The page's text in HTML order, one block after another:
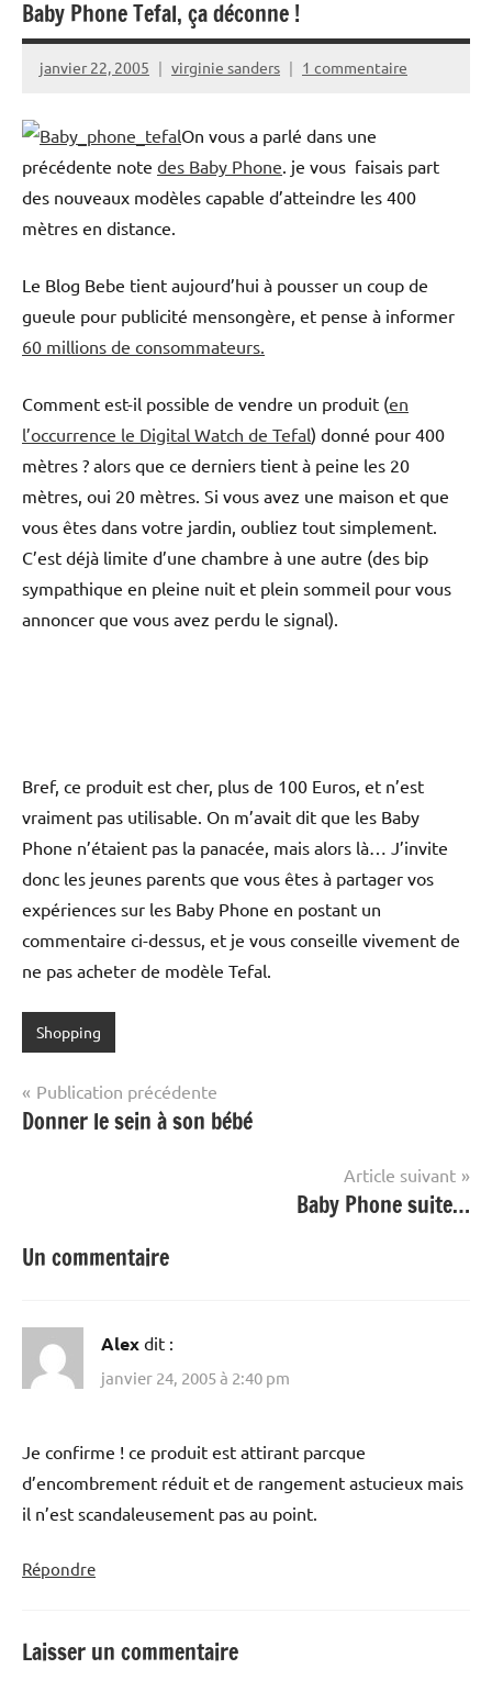
Baby Phone Tefal, ça déconne !
janvier 22, 2005 virginie sanders 1 commentaire
On vous a parlé dans une
précédente note des Baby Phone . je vous faisais part
des nouveaux modèles capable d’atteindre les 400
mètres en distance.
Le Blog Bebe tient aujourd’hui à pousser un coup de
gueule pour publicité mensongère, et pense à informer
60 millions de consommateurs.
Comment est-il possible de vendre un produit (en
l’occurrence le Digital Watch de Tefal) donné pour 400
mètres ? alors que ce derniers tient à peine les 20
mètres, oui 20 mètres. Si vous avez une maison et que
vous êtes dans votre jardin, oubliez tout simplement.
C’est déjà limite d’une chambre à une autre (des bip
sympathique en pleine nuit et plein sommeil pour vous
annoncer que vous avez perdu le signal).
Bref, ce produit est cher, plus de 100 Euros, et n’est
vraiment pas utilisable. On m’avait dit que les Baby
Phone n’étaient pas la panacée, mais alors là… J’invite
donc les jeunes parents que vous êtes à partager vos
expériences sur les Baby Phone en postant un
commentaire ci-dessus, et je vous conseille vivement de
ne pas acheter de modèle Tefal.
Shopping
Navigation
de
Publication précédente
Donner le sein à son bébé
Article suivant
Baby Phone suite…
Un commentaire
Alex dit :
janvier 24, 2005 à 2:40 pm
Je confirme ! ce produit est attirant parcque
d’encombrement réduit et de rangement astucieux mais
il n’est scandaleusement pas au point.
Répondre
Laisser un commentaire